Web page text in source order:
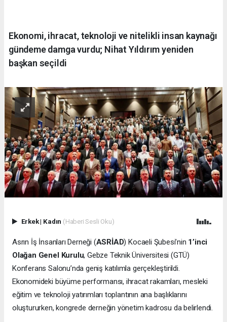
Ekonomi, ihracat, teknoloji ve nitelikli insan kaynağı
gündeme damga vurdu; Nihat Yıldırım yeniden
başkan seçildi
Erkek| Kadın (Haberi Sesli Oku)
Asrın İş İnsanları Derneği (ASRİAD) Kocaeli Şubesi’nin 1’inci
Olağan Genel Kurulu, Gebze Teknik Üniversitesi (GTÜ)
Konferans Salonu’nda geniş katılımla gerçekleştirildi.
Ekonomideki büyüme performansı, ihracat rakamları, mesleki
eğitim ve teknoloji yatırımları toplantının ana başlıklarını
oluştururken, kongrede derneğin yönetim kadrosu da belirlendi.